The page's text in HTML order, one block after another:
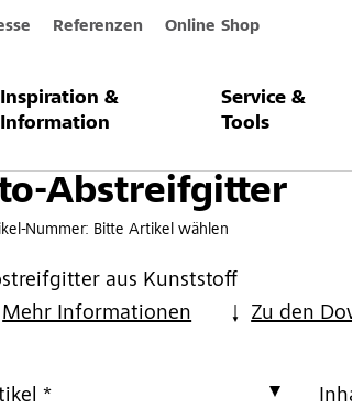
Referenzen Online Shop
Inspiration &
Information
Service &
Tools
Abstreifgitter
Nummer: Bitte Artikel wählen
aus Kunststoff
Mehr Informationen
Zu den
*